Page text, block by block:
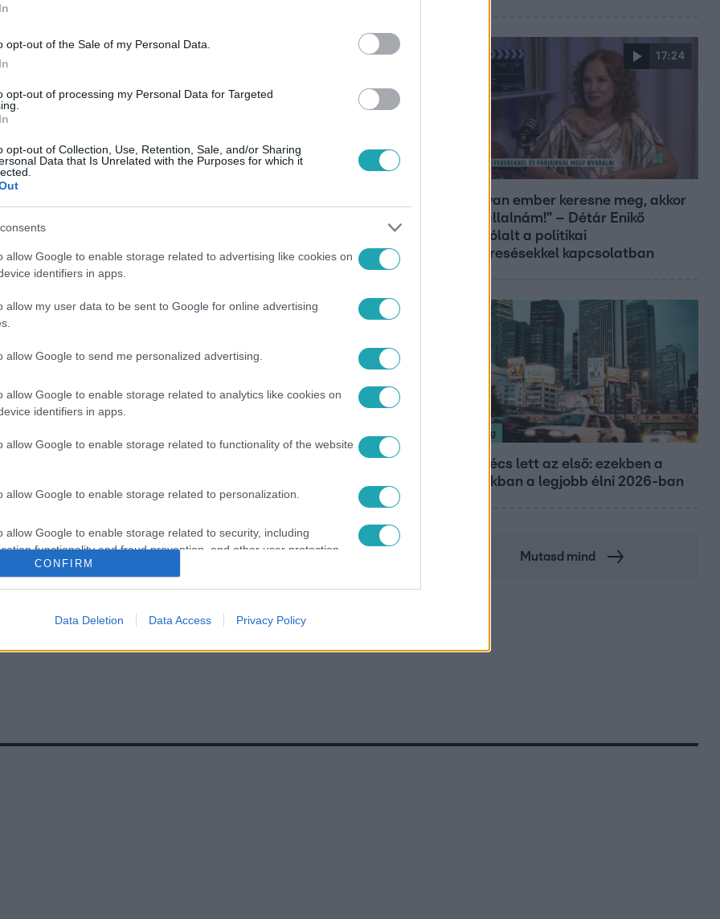
opt-out of the Sale of my Personal Data.
opt-out of processing my Personal Data for Targeted
opt-out of Collection, Use, Retention, Sale, and/or Sharing
Data that Is Unrelated with the Purposes for which it
allow Google to enable storage related to advertising like cookies on
identifiers in apps.
allow my user data to be sent to Google for online advertising
allow Google to send me personalized advertising.
allow Google to enable storage related to analytics like cookies on
identifiers in apps.
allow Google to enable storage related to functionality of the website
allow Google to enable storage related to personalization.
allow Google to enable storage related to security, including
functionality and fraud prevention, and other user protection.
CONFIRM
Data Deletion Data Access Privacy Policy
utána, hogy hogyan változnak meg
hatására. A dietetikus arra
rendszeresen, mert később eljön
legyen a Google-találatokban!
17:24
„Ha olyan ember keresne meg, akkor
sem vállalnám!” – Détár Enikő
megszólalt a politikai
megkeresésekkel kapcsolatban
Nagyvilág
Nem Bécs lett az első: ezekben a
városokban a legjobb élni 2026-ban
Mutasd mind